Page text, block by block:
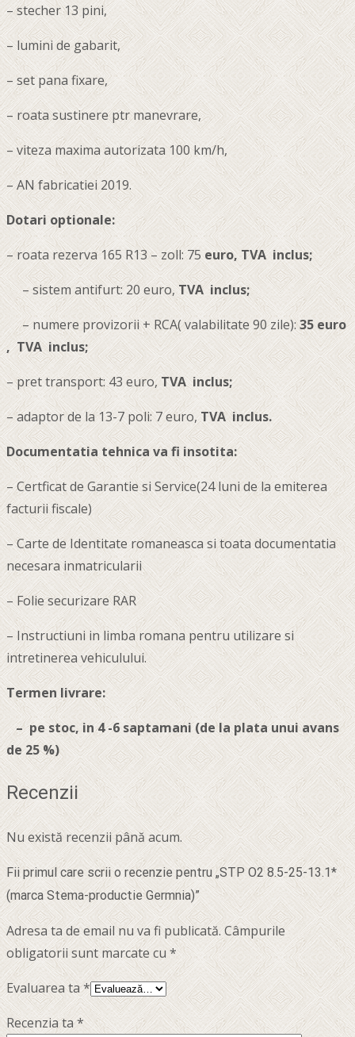
– stecher 13 pini,
– lumini de gabarit,
– set pana fixare,
– roata sustinere ptr manevrare,
– viteza maxima autorizata 100 km/h,
– AN fabricatiei 2019.
Dotari optionale:
– roata rezerva 165 R13 – zoll: 75euro, TVA inclus;
– sistem antifurt: 20 euro,TVA inclus;
– numere provizorii + RCA( valabilitate 90 zile):35 euro
,TVA inclus;
– pret transport: 43 euro, TVA inclus;
– adaptor de la 13-7 poli: 7 euro,TVA inclus.
Documentatia tehnica va fi insotita:
– Certficat de Garantie si Service(24 luni de la emiterea
facturii fiscale)
– Carte de Identitate romaneasca si toata documentatia
necesara inmatricularii
– Folie securizare RAR
– Instructiuni in limba romana pentru utilizare si
intretinerea vehiculului.
Termen livrare:
– pe stoc, in 4 -6 saptamani (de la plata unui avans
de 25 %)
Recenzii
Nu există recenzii până acum.
Fii primul care scrii o recenzie pentru „STP O2 8.5-25-13.1*
(marca Stema-productie Germnia)”
Adresa ta de email nu va fi publicată. Câmpurile
obligatorii sunt marcate cu *
Evaluarea ta*
Recenzia ta*